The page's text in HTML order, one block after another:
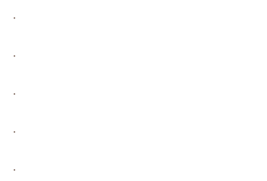
・
・
・
・
・